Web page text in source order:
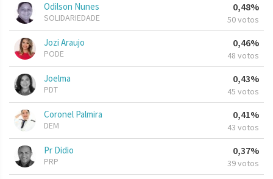
Odilson Nunes
SOLIDARIEDADE
0,48%
50 votos
Jozi Araujo
PODE
0,46%
48 votos
Joelma
PDT
0,43%
45 votos
Coronel Palmira
DEM
0,41%
43 votos
Pr Didio
PRP
0,37%
39 votos